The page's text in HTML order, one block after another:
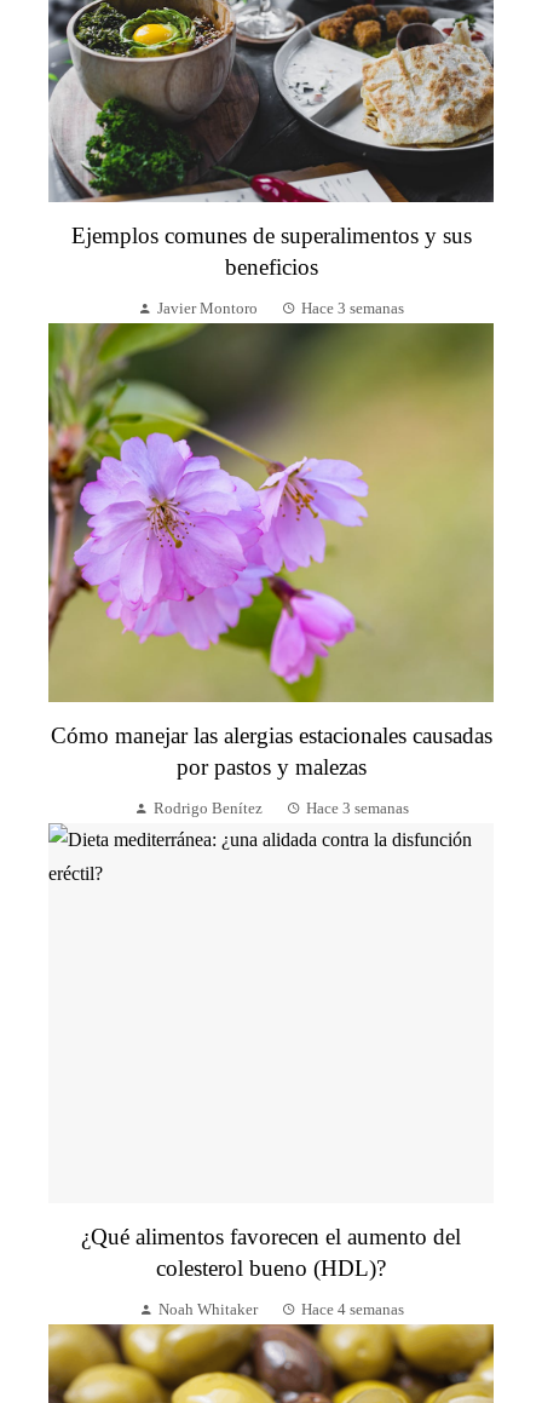
Ejemplos comunes de superalimentos y sus
beneficios
Javier Montoro Hace 3 semanas
Cómo manejar las alergias estacionales causadas
por pastos y malezas
Rodrigo Benítez Hace 3 semanas
¿Qué alimentos favorecen el aumento del
colesterol bueno (HDL)?
Noah Whitaker Hace 4 semanas